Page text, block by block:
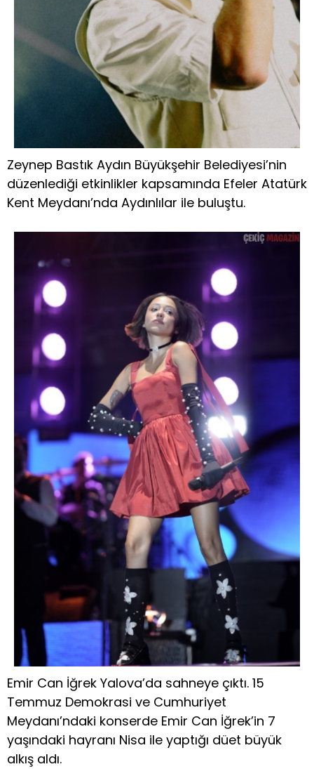
Zeynep Bastık Aydın Büyükşehir Belediyesi’nin
düzenlediği etkinlikler kapsamında Efeler Atatürk
Kent Meydanı’nda Aydınlılar ile buluştu.
Emir Can İğrek Yalova’da sahneye çıktı. 15
Temmuz Demokrasi ve Cumhuriyet
Meydanı’ndaki konserde Emir Can İğrek’in 7
yaşındaki hayranı Nisa ile yaptığı düet büyük
alkış aldı.